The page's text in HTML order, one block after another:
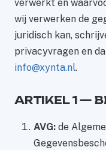
verwerkt en
wij verwerken de
juridisch kan,
privacyvragen en
info@xynta.nl.
ARTIKEL 1 —
AVG: de